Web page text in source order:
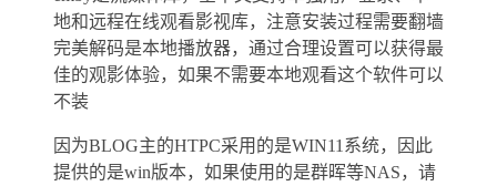
地和远程在线观看影视库，注意安装过程需要翻墙
完美解码是本地播放器，通过合理设置可以获得最
佳的观影体验，如果不需要本地观看这个软件可以
不装
因为BLOG主的HTPC采用的是WIN11系统，因此
提供的是win版本，如果使用的是群晖等NAS，请